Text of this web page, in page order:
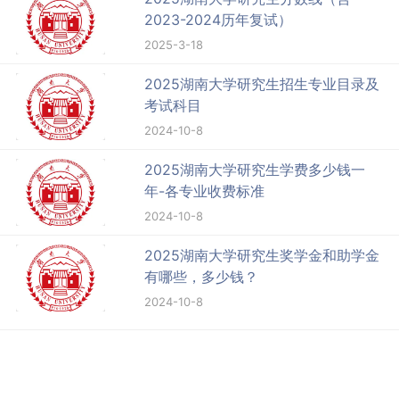
2023-2024历年复试）
2025-3-18
2025湖南大学研究生招生专业目录及
考试科目
2024-10-8
2025湖南大学研究生学费多少钱一
年-各专业收费标准
2024-10-8
2025湖南大学研究生奖学金和助学金
有哪些，多少钱？
2024-10-8